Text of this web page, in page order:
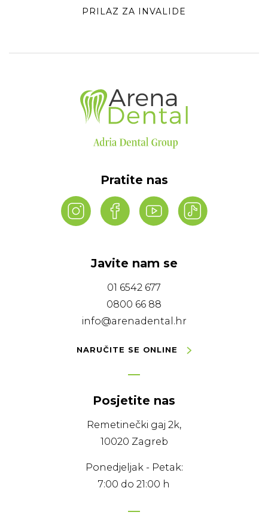
PRILAZ ZA INVALIDE
Javite nam se
01 6542 677
0800 66 88
info@arenadental.hr
NARUČITE SE ONLINE
Posjetite nas
Remetinečki gaj 2k,
10020 Zagreb
Ponedjeljak - Petak:
7:00 do 21:00 h
Pratite nas